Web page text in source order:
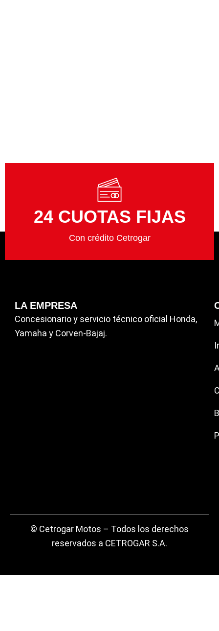
24 CUOTAS FIJAS
Con crédito Cetrogar
LA EMPRESA
Concesionario y servicio técnico oficial Honda,
Yamaha y Corven-Bajaj.
© Cetrogar Motos – Todos los derechos
reservados a CETROGAR S.A.